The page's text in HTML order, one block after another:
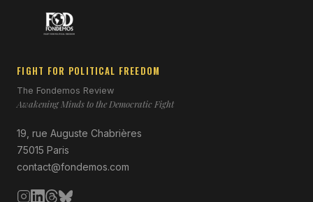
FIGHT FOR POLITICAL FREEDOM
The Fondemos Review
Awakening Minds to the Democratic Fight
19, rue Auguste Chabrières
75015 Paris
contact@fondemos.com